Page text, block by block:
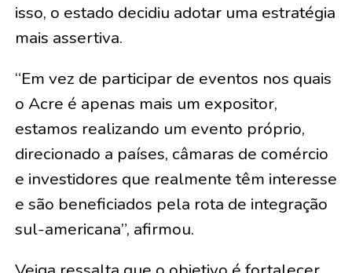
isso, o estado decidiu adotar uma estratégia
mais assertiva.
“Em vez de participar de eventos nos quais
o Acre é apenas mais um expositor,
estamos realizando um evento próprio,
direcionado a países, câmaras de comércio
e investidores que realmente têm interesse
e são beneficiados pela rota de integração
sul-americana”, afirmou.